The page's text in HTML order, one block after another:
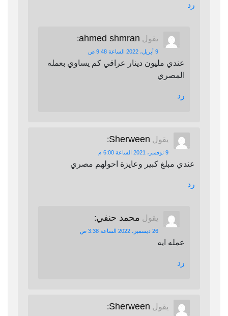
رد
يقول ahmed shmran
:
9 أبريل، 2022 الساعة 9:48 ص
عندي مليون دينار عراقي كم يساوي بعمله
المصري
رد
يقول Sherween
:
9 نوفمبر، 2021 الساعة 6:00 م
عندي مبلغ كبير وعايزة احولهم مصري
رد
يقول محمد حنفي:
26 ديسمبر، 2022 الساعة 3:38 ص
عمله ايه
رد
يقول Sherween
: